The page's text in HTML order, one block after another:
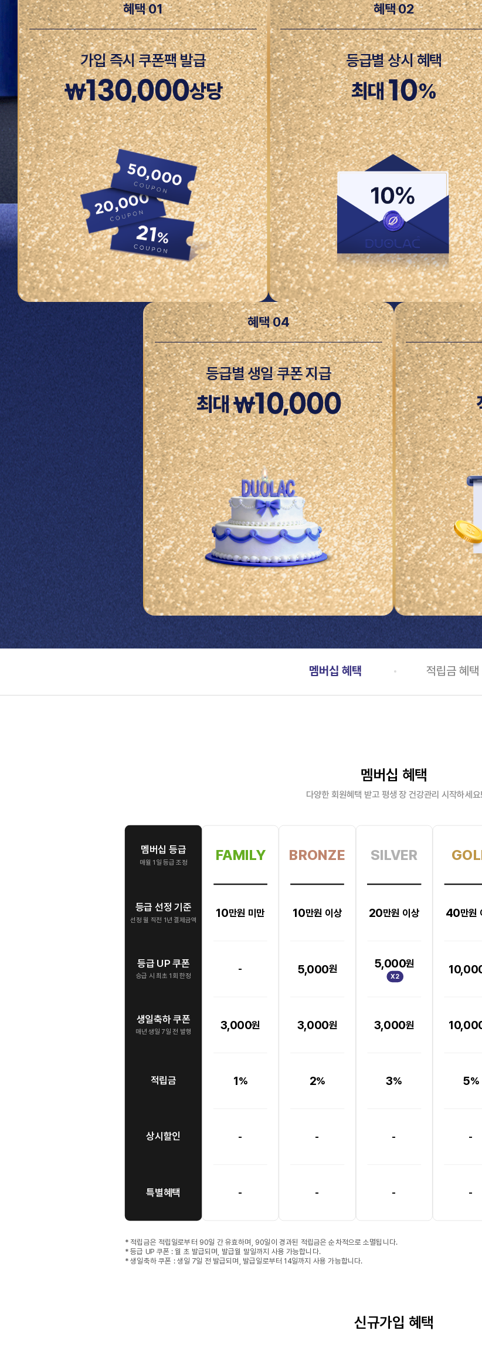
혜택 01
가입 즉시 쿠폰팩 발급
₩130,000상당
혜택 02
등급별 상시 혜택
최대10%
혜택 04
등급별 생일 쿠폰 지급
최대₩10,000
멤버십 혜택 적립금 혜택
멤버십 혜택
다양한 회원혜택 받고 평생 장 건강관리 시작하세요!
멤버십 등급
매월 1일 등급 조정
등급 선정 기준
선정 월 직전 1년 결제금액
등급 UP 쿠폰
승급 시 최초 1회 한정
생일축하 쿠폰
매년 생일 7일 전 발행
적립금
상시할인
특별혜택
FAMILY
10만원 미만
-
3,000원
1%
-
-
BRONZE
10만원 이상
5,000원
3,000원
2%
-
-
SILVER
20만원 이상
5,000원
X2
3,000원
3%
-
-
40만원
5%
-
-
* 적립금은 적립일로부터 90일 간 유효하며, 90일이 경과된 적립금은 순차적으로 소멸됩니다.
* 등급 UP 쿠폰 : 월 초 발급되며, 발급월 말일까지 사용 가능합니다.
* 생일축하 쿠폰 : 생일 7일 전 발급되며, 발급일로부터 14일까지 사용 가능합니다.
신규가입 혜택